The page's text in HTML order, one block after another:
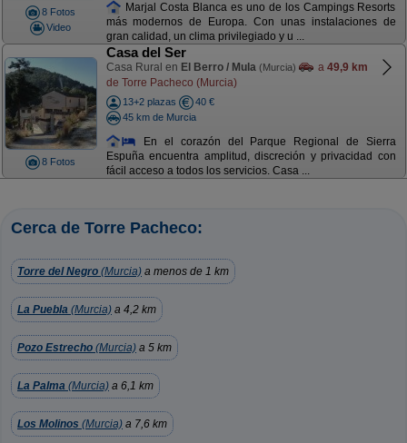
8 Fotos
Video
Marjal Costa Blanca es uno de los Campings Resorts
más modernos de Europa. Con unas instalaciones de
gran calidad, un clima privilegiado y u ...
8 Fotos
Casa del Ser
Casa Rural en El Berro / Mula (Murcia) a 49,9 km
de Torre Pacheco (Murcia)
13+2 plazas
40 €
45 km de Murcia
En el corazón del Parque Regional de Sierra
Espuña encuentra amplitud, discreción y privacidad con
fácil acceso a todos los servicios. Casa ...
Cerca de Torre Pacheco:
Torre del Negro (Murcia) a menos de 1 km
La Puebla (Murcia) a 4,2 km
Pozo Estrecho (Murcia) a 5 km
La Palma (Murcia) a 6,1 km
Los Molinos (Murcia) a 7,6 km